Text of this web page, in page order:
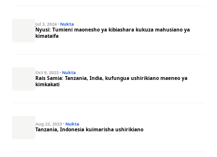
Jul 3, 2024· Nukta
Nyusi: Tumieni maonesho ya kibiashara kukuza mahusiano ya
kimataifa
Oct 9, 2023· Nukta
Rais Samia: Tanzania, India, kufungua ushirikiano maeneo ya
kimkakati
Aug 22, 2023· Nukta
Tanzania, Indonesia kuimarisha ushirikiano